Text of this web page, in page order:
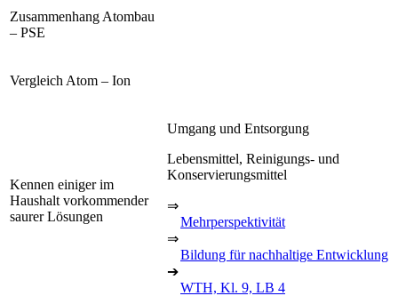
Zusammenhang Atombau
– PSE
Vergleich Atom – Ion
Kennen einiger im
Haushalt vorkommender
saurer Lösungen
Umgang und Entsorgung
Lebensmittel, Reinigungs- und
Konservierungsmittel
⇒
Mehrperspektivität
⇒
Bildung für nachhaltige Entwicklung
➔
WTH, Kl. 9, LB 4